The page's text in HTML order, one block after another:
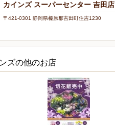
カインズ スーパーセンター 吉田店
〒421-0301 静岡県榛原郡吉田町住吉1230
ズの他のお店